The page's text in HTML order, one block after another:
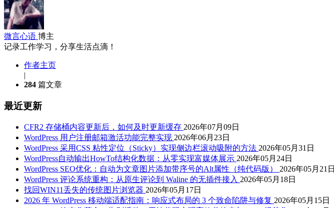
微言心语 博主
记录工作学习，分享生活点滴！
作者主页
|
284 篇文章
最近更新
CFR2 存储桶内容更新后，如何及时更新缓存 2026年07月09日
WordPress 用户注册邮箱激活功能完整实现 2026年06月23日
WordPress 采用CSS 粘性定位（Sticky）实现侧边栏滚动吸附的方法 2026年05月31日
WordPress自动输出HowTo结构化数据：从零实现富媒体展示 2026年05月24日
WordPress SEO优化：自动为文章图片添加带序号的Alt属性（纯代码版） 2026年05月21日
WordPress 评论系统重构：从原生评论到 Waline 的无插件接入 2026年05月18日
找回WIN11丢失的传统图片浏览器 2026年05月17日
2026 年 WordPress 移动端适配指南：响应式布局的 3 个致命陷阱与修复 2026年05月15日